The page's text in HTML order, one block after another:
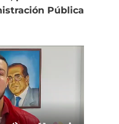
Pública